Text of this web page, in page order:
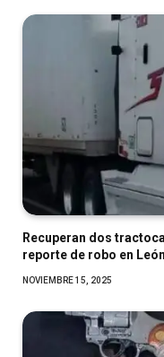
Recuperan dos
reporte de robo en
NOVIEMBRE 15, 2025